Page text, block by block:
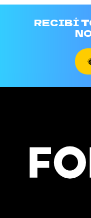
RECIBÍ